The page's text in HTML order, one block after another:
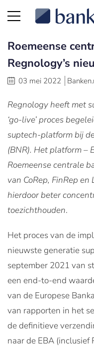
Roemeense
Regnology’s
03 mei 2022
Regnology heeft met
‘go-live’ proces
suptech-platform bij
(BNR). Het platform –
Roemeense centrale
van CoRep, FinRep
hierdoor beter
toezichthouden.
Het proces van de
nieuwste generatie
september 2021 van
een end-to-end
van de Europese
van rapporten in het
de definitieve
naar de EBA